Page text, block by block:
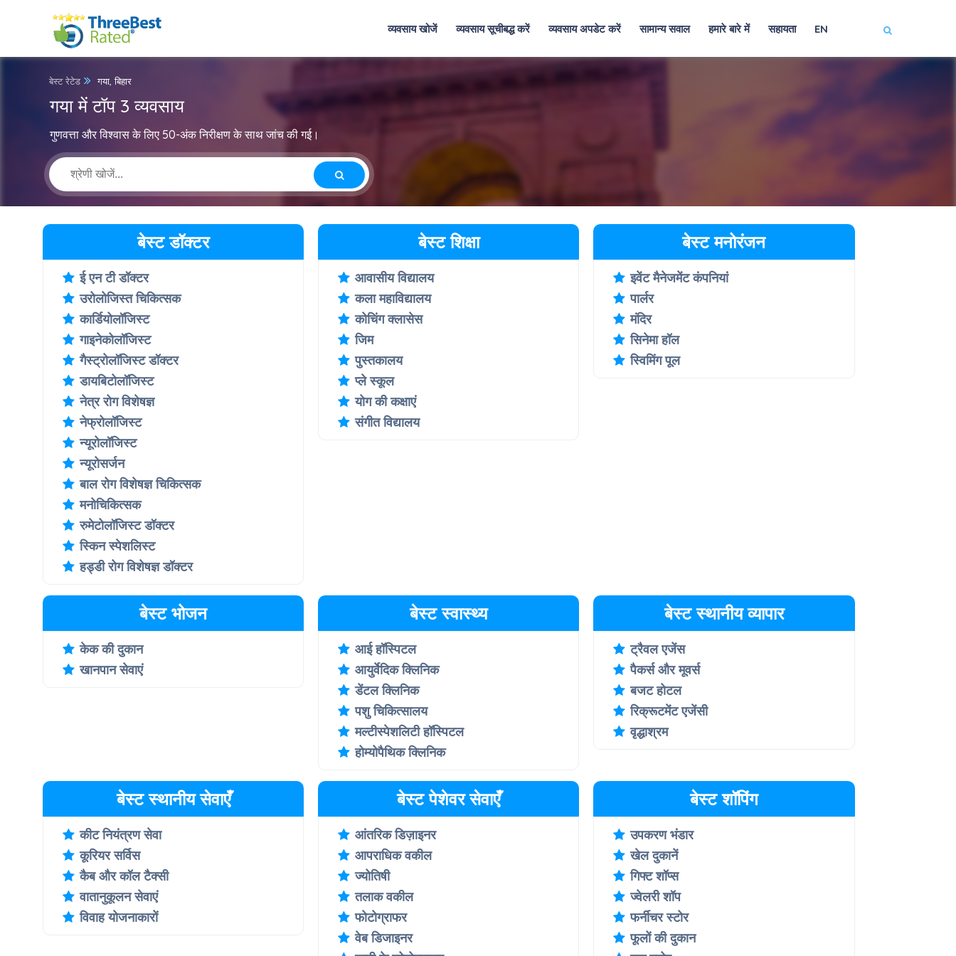
व्यवसाय खोजें व्यवसाय सूचीबद्ध करें व्यवसाय अपडेट करें सामान्य सवाल हमारे बारे में सहायता EN
बेस्ट रेटेड गया, बिहार
गया में टॉप 3 व्यवसाय
गुणवत्ता और विश्वास के लिए 50-अंक निरीक्षण के साथ जांच की गई।
बेस्ट डॉक्टर
ई एन टी डॉक्टर
उरोलोजिस्त चिकित्सक
कार्डियोलॉजिस्ट
गाइनेकोलॉजिस्ट
गैस्ट्रोलॉजिस्ट डॉक्टर
डायबिटोलॉजिस्ट
नेत्र रोग विशेषज्ञ
नेफ्रोलॉजिस्ट
न्यूरोलॉजिस्ट
न्यूरोसर्जन
बाल रोग विशेषज्ञ चिकित्सक
मनोचिकित्सक
रुमेटोलॉजिस्ट डॉक्टर
स्किन स्पेशलिस्ट
हड्डी रोग विशेषज्ञ डॉक्टर
बेस्ट शिक्षा
आवासीय विद्यालय
कला महाविद्यालय
कोचिंग क्लासेस
जिम
पुस्तकालय
प्ले स्कूल
योग की कक्षाएं
संगीत विद्यालय
बेस्ट मनोरंजन
इवेंट मैनेजमेंट कंपनियां
पार्लर
मंदिर
सिनेमा हॉल
स्विमिंग पूल
बेस्ट भोजन
केक की दुकान
खानपान सेवाएं
बेस्ट स्वास्थ्य
आई हॉस्पिटल
आयुर्वेदिक क्लिनिक
डेंटल क्लिनिक
पशु चिकित्सालय
मल्टीस्पेशलिटी हॉस्पिटल
होम्योपैथिक क्लिनिक
बेस्ट स्थानीय व्यापार
ट्रैवल एजेंस
पैकर्स और मूवर्स
बजट होटल
रिक्रूटमेंट एजेंसी
वृद्धाश्रम
बेस्ट स्थानीय सेवाएँ
कीट नियंत्रण सेवा
कूरियर सर्विस
कैब और कॉल टैक्सी
वातानुकूलन सेवाएं
विवाह योजनाकारों
बेस्ट पेशेवर सेवाएँ
आंतरिक डिज़ाइनर
आपराधिक वकील
ज्योतिषी
तलाक वकील
फोटोग्राफर
वेब डिजाइनर
बेस्ट शॉपिंग
उपकरण भंडार
खेल दुकानें
गिफ्ट शॉप्स
ज्वेलरी शॉप
फर्नीचर स्टोर
फूलों की दुकान